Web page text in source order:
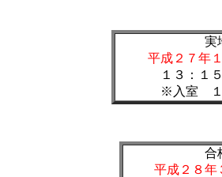
実
平成２７年
１３：１
※入室 １
合
平成２８年